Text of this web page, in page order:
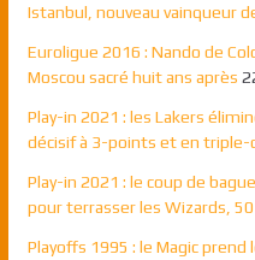
Istanbul, nouveau vainqueur
Euroligue 2016 : Nando de
Moscou sacré huit ans après
Play-in 2021 : les Lakers
décisif à 3-points et en triple-
Play-in 2021 : le coup de
pour terrasser les Wizards,
Playoffs 1995 : le Magic prend